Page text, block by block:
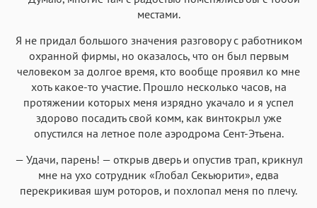
местами.
Я не придал большого значения разговору с работником
охранной фирмы, но оказалось, что он был первым
человеком за долгое время, кто вообще проявил ко мне
хоть какое-то участие. Прошло несколько часов, на
протяжении которых меня изрядно укачало и я успел
здорово посадить свой комм, как винтокрыл уже
опустился на летное поле аэродрома Сент-Этьена.
— Удачи, парень! — открыв дверь и опустив трап, крикнул
мне на ухо сотрудник «Глобал Секьюрити», едва
перекрикивая шум роторов, и похлопал меня по плечу.